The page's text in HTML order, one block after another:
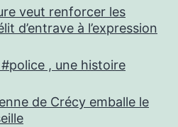
veut renforcer les
d’entrave à l’expression
, une histoire
de Crécy emballe le